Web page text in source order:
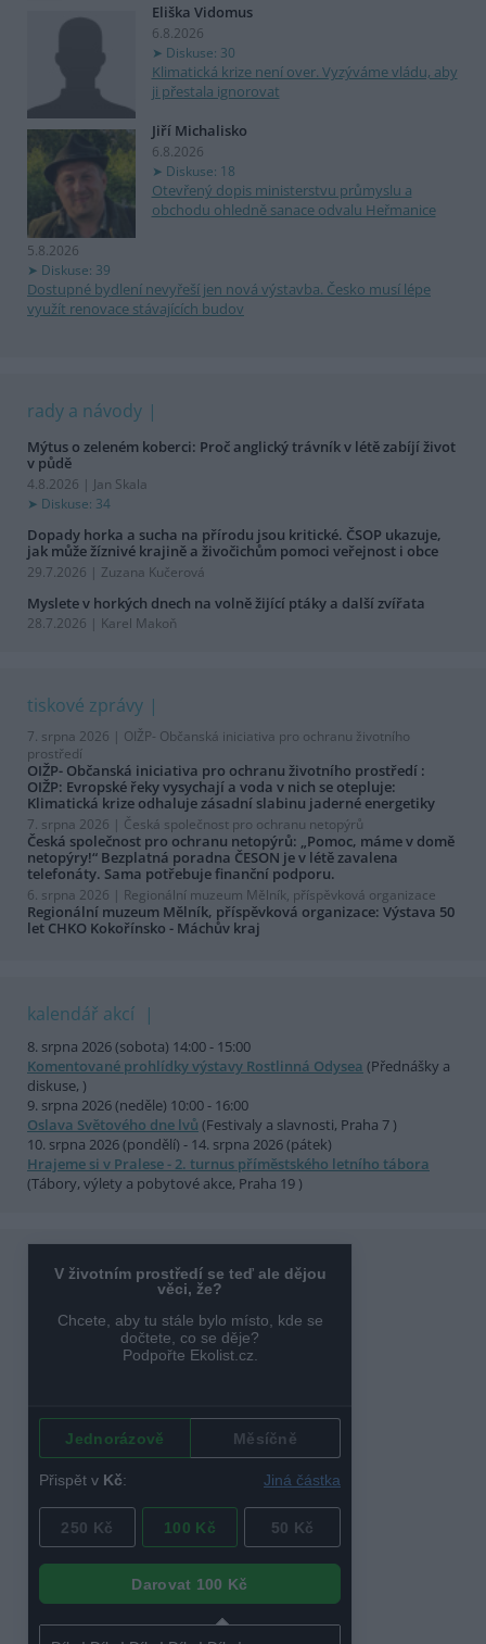
Eliška Vidomus
6.8.2026
Diskuse: 30
Klimatická krize není over. Vyzýváme vládu, aby
ji přestala ignorovat
Jiří Michalisko
6.8.2026
Diskuse: 18
Otevřený dopis ministerstvu průmyslu a
obchodu ohledně sanace odvalu Heřmanice
5.8.2026
Diskuse: 39
Dostupné bydlení nevyřeší jen nová výstavba. Česko musí lépe
využít renovace stávajících budov
rady a návody
Mýtus o zeleném koberci: Proč anglický trávník v létě zabíjí život
v půdě
4.8.2026 | Jan Skala
Diskuse: 34
Dopady horka a sucha na přírodu jsou kritické. ČSOP ukazuje,
jak může žíznivé krajině a živočichům pomoci veřejnost i obce
29.7.2026 | Zuzana Kučerová
Myslete v horkých dnech na volně žijící ptáky a další zvířata
28.7.2026 | Karel Makoň
tiskové zprávy
7. srpna 2026 | OIŽP- Občanská iniciativa pro ochranu životního
prostředí
OIŽP- Občanská iniciativa pro ochranu životního prostředí :
OIŽP: Evropské řeky vysychají a voda v nich se otepluje:
Klimatická krize odhaluje zásadní slabinu jaderné energetiky
7. srpna 2026 | Česká společnost pro ochranu netopýrů
Česká společnost pro ochranu netopýrů: „Pomoc, máme v domě
netopýry!“ Bezplatná poradna ČESON je v létě zavalena
telefonáty. Sama potřebuje finanční podporu.
6. srpna 2026 | Regionální muzeum Mělník, příspěvková organizace
Regionální muzeum Mělník, příspěvková organizace: Výstava 50
let CHKO Kokořínsko - Máchův kraj
kalendář akcí
8. srpna 2026 (sobota) 14:00 - 15:00
Komentované prohlídky výstavy Rostlinná Odysea (Přednášky a
diskuse, )
9. srpna 2026 (neděle) 10:00 - 16:00
Oslava Světového dne lvů (Festivaly a slavnosti, Praha 7 )
10. srpna 2026 (pondělí) - 14. srpna 2026 (pátek)
Hrajeme si v Pralese - 2. turnus příměstského letního tábora
(Tábory, výlety a pobytové akce, Praha 19 )